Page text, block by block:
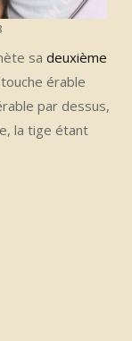
sa deuxième
érable
par dessus,
la tige étant